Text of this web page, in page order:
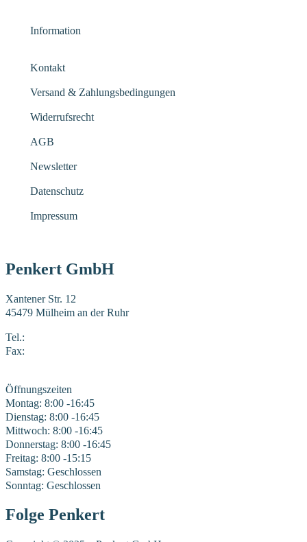
Information
Kontakt
Versand & Zahlungsbedingungen
Widerrufsrecht
AGB
Newsletter
Datenschutz
Impressum
Penkert GmbH
Xantener Str. 12
45479 Mülheim an der Ruhr
Tel.:
Fax:
Öffnungszeiten
Montag: 8:00 -16:45
Dienstag: 8:00 -16:45
Mittwoch: 8:00 -16:45
Donnerstag: 8:00 -16:45
Freitag: 8:00 -15:15
Samstag: Geschlossen
Sonntag: Geschlossen
Folge Penkert